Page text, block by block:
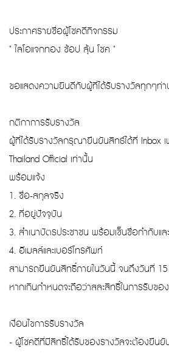
ประกาศรายชื่อผู้โชคดีกิจกรรม
" ไลโอแจกทอง ช้อป ลุ้น โชค "
ขอแสดงความยินดีกับผู้ที่ได้รับรางวัลทุกๆท่
กติกาการรับรางวัล
ผู้ที่ได้รับรางวัลกรุณายืนยันสิทธ์ได้ที่ Inbox เ
Thailand Official เท่านั้น
พร้อมแจ้ง
1. ชื่อ-สกุลจริง
2. ที่อยู่ปัจจุบัน
3. สำเนาบัตรประชาชน พร้อมเซ็นชื่อกำกับแ
4. อีเมลล์และเบอร์โทรศัพท์
สามารถยืนยันสิทธิ์ภายในวันนี้ จนถึงวันที่
หากเกินกำหนดจะถือว่าสละสิทธิ์ในการรับข
เงื่อนไขการรับรางวัล
- ผู้โชคดีที่มีสิทธิ์ได้รับของรางวัลจะต้องยืนยั